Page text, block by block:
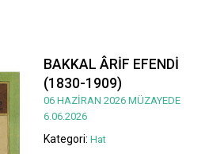
BAKKAL ÂRİF EFENDİ
(1830-1909)
06 HAZİRAN 2026 MÜZAYEDE
6.06.2026
Kategori: Hat